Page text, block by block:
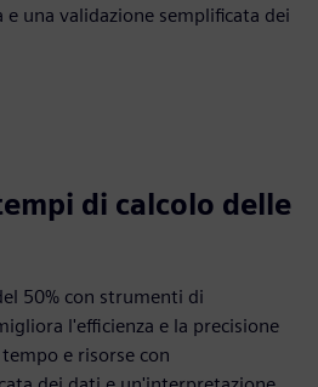
una validazione semplificata dei
di calcolo delle
50% con strumenti di
l'efficienza e la precisione
e risorse con